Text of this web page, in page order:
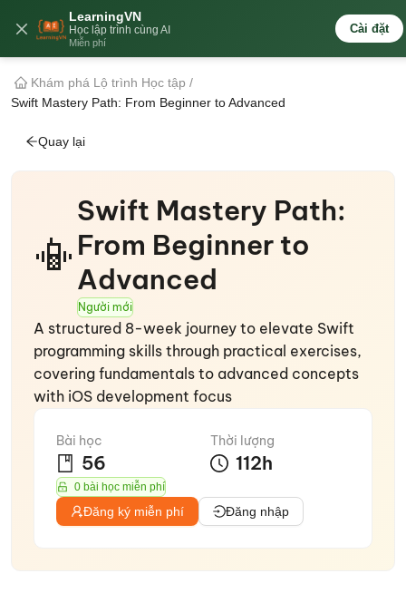
LearningVN
Học lập trình cùng AI
Miễn phí
Cài đặt
🇻🇳
Khám phá Lộ trình Học tập /
Swift Mastery Path: From Beginner to Advanced
Quay lại
📳
Swift Mastery Path:
From Beginner to
Advanced
Người mới
A structured 8-week journey to elevate Swift
programming skills through practical exercises,
covering fundamentals to advanced concepts
with iOS development focus
Bài học
56
Thời lượng
112h
0 bài học miễn phí
Đăng ký miễn phí Đăng nhập